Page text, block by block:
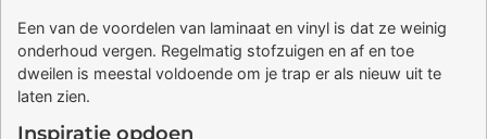
Een van de voordelen van laminaat en vinyl is dat ze weinig
onderhoud vergen. Regelmatig stofzuigen en af en toe
dweilen is meestal voldoende om je trap er als nieuw uit te
laten zien.
Inspiratie opdoen